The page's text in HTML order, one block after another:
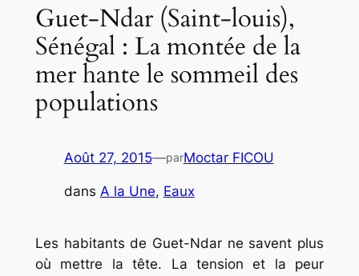
Guet-Ndar (Saint-louis),
Sénégal : La montée de la
mer hante le sommeil des
populations
Août 27, 2015—parMoctar FICOU
dans A la Une, Eaux
Les habitants de Guet-Ndar ne savent plus
où mettre la tête. La tension et la peur